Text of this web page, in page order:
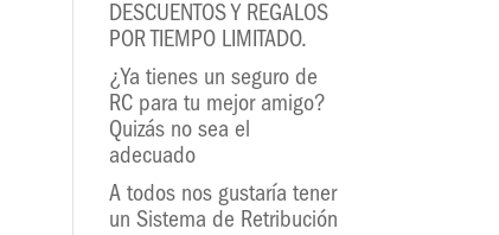
DESCUENTOS Y REGALOS
POR TIEMPO LIMITADO.
¿Ya tienes un seguro de
RC para tu mejor amigo?
Quizás no sea el
adecuado
A todos nos gustaría tener
un Sistema de Retribución